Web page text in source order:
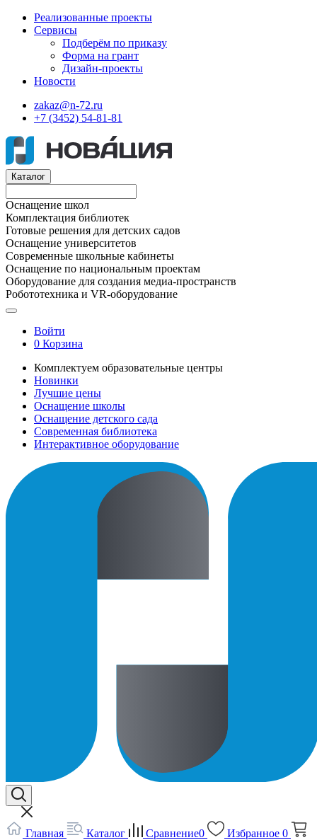
Реализованные проекты
Сервисы
Подберём по приказу
Форма на грант
Дизайн-проекты
Новости
zakaz@n-72.ru
+7 (3452) 54-81-81
Каталог
Оснащение школ
Комплектация библиотек
Готовые решения для детских садов
Оснащение университетов
Современные школьные кабинеты
Оснащение по национальным проектам
Оборудование для создания медиа-пространств
Робототехника и VR-оборудование
Войти
0 Корзина
Комплектуем образовательные центры
Новинки
Лучшие цены
Оснащение школы
Оснащение детского сада
Современная библиотека
Интерактивное оборудование
Главная Каталог Сравнение0 Избранное 0